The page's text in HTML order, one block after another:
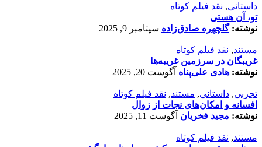
داستانی, نقد فیلم کوتاه
تو، آن هستی
نوشته:گلچهره صادق‌زاده سپتامبر 9, 2025
مستند, نقد فیلم کوتاه
غریبگان در سرزمین غریبه‌ها
نوشته: هادی علی‌پناه آگوست 20, 2025
تجربی, داستانی, مستند, نقد فیلم کوتاه
افسانه‌ و امکان‌های نجات از زوال
نوشته: مجید فخریان آگوست 11, 2025
مستند, نقد فیلم کوتاه